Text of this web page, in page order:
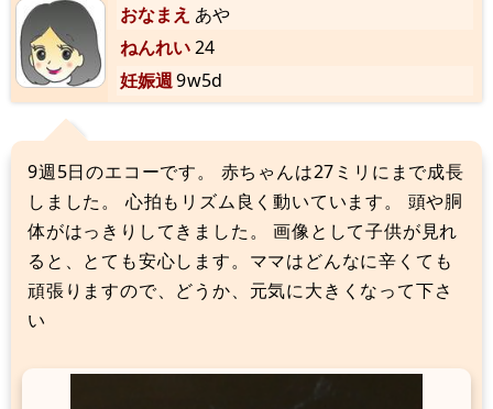
おなまえ あや
ねんれい24
妊娠週9w5d
9週5日のエコーです。 赤ちゃんは27ミリにまで成長
しました。 心拍もリズム良く動いています。 頭や胴
体がはっきりしてきました。 画像として子供が見れ
ると、とても安心します。ママはどんなに辛くても
頑張りますので、どうか、元気に大きくなって下さ
い